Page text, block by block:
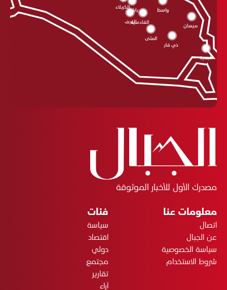
بابل
النجف
الکربلاء
القادسية
المثنى
ذي قار
البصرة
ميسان
واسط
مصدرك الأول للأخبار الموثوقة
معلومات عنا
اتصال
عن الجبال
سياسة الخصوصية
شروط الاستخدام
فئات
سياسة
اقتصاد
دولي
مجتمع
تقارير
آراء